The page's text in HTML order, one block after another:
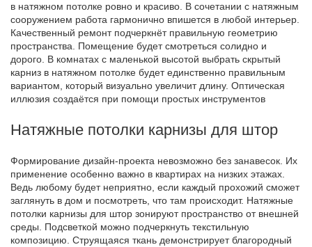
в натяжном потолке ровно и красиво. В сочетании с натяжным
сооружением работа гармонично впишется в любой интерьер.
Качественный ремонт подчеркнёт правильную геометрию
пространства. Помещение будет смотреться солидно и
дорого. В комнатах с маленькой высотой выбрать скрытый
карниз в натяжном потолке будет единственно правильным
вариантом, который визуально увеличит длину. Оптическая
иллюзия создаётся при помощи простых инструментов
Натяжные потолки карнизы для штор
Формирование дизайн-проекта невозможно без занавесок. Их
применение особенно важно в квартирах на низких этажах.
Ведь любому будет неприятно, если каждый прохожий сможет
заглянуть в дом и посмотреть, что там происходит. Натяжные
потолки карнизы для штор зонируют пространство от внешней
среды. Подсветкой можно подчеркнуть текстильную
композицию. Струящаяся ткань демонстрирует благородный